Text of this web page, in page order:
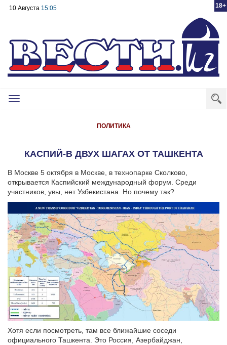
18+
10 Августа 15:05
Toggle
ПОЛИТИКА
КАСПИЙ-В ДВУХ ШАГАХ ОТ ТАШКЕНТА
В Москве 5 октября в Москве, в технопарке Сколково,
открывается Каспийский международный форум. Среди
участников, увы, нет Узбекистана. Но почему так?
Хотя если посмотреть, там все ближайшие соседи
официального Ташкента. Это Россия, Азербайджан,